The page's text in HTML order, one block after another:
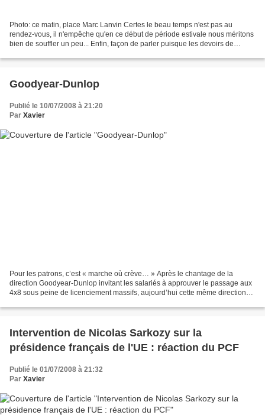
Photo: ce matin, place Marc Lanvin Certes le beau temps n'est pas au
rendez-vous, il n'empêche qu'en ce début de période estivale nous méritons
bien de souffler un peu... Enfin, façon de parler puisque les devoirs de
Goodyear-Dunlop
Publié le 10/07/2008 à 21:20
Par Xavier
Pour les patrons, c’est « marche où crève… » Après le chantage de la
direction Goodyear-Dunlop invitant les salariés à approuver le passage aux
4x8 sous peine de licenciement massifs, aujourd’hui cette même direction
Intervention de Nicolas Sarkozy sur la
présidence français de l'UE : réaction du PCF
Publié le 01/07/2008 à 21:32
Par Xavier